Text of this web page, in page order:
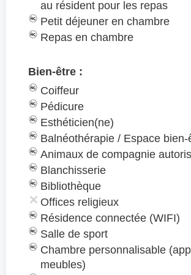
au résident pour les repas
Petit déjeuner en chambre
Repas en chambre
Bien-être :
Coiffeur
Pédicure
Esthéticien(ne)
Balnéothérapie / Espace bien-
Animaux de compagnie
Blanchisserie
Bibliothèque
Offices religieux
Résidence connectée (WIFI)
Salle de sport
Chambre personnalisable
meubles)